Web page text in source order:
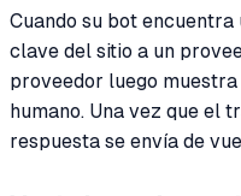
Cuando su bot encuentra
clave del sitio a un
proveedor luego
humano. Una vez que el
respuesta se envía de